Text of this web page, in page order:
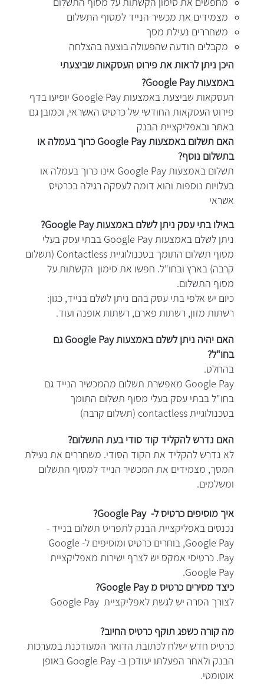
מצמידים את מכשיר הנייד למסוף התשלום
משחררים נעילת מסך
מקבלים הודעה שהפעולה בוצעה בהצלחה
היכן ניתן לראותאתפירוט העסקאות שביצעתי
באמצעות Google Pay?
העסקאות שביצעת באמצעות Google Pay יופיעו בדף
פירוט העסקאות החודשי של כרטיס האשראי, וכמובן גם
באתר ובאפליקציית הבנק
האם תשלום באמצעות Google Pay כרוך בעמלה או
בתשלום נוסף?
תשלום באמצעות Google Pay אינו כרוך בעמלה או
בעלויות נוספות והוא דומה לעסקה רגילה בכרטיס
אשראי
באילו בתי עסק ניתן לשלם באמצעות Google Pay?
ניתן לשלם באמצעות Google Pay בבתי עסק בעלי
מסוף תשלום התומך בטכנולוגיית Contactless (תשלום
קרבה) בארץ ובחו"ל. חפשו את סימון הקשתות על
מסוף התשלום.
כיום יש אלפי בתי עסק בהם ניתן לשלם בנייד, כגון:
רשתות מזון, רשתות פארם, רשתות אופנה ועוד.
האם יהיה ניתן לשלם באמצעות Google Pay גם
בחו"ל?
בהחלט.
Google Pay מאפשרת תשלום מהמכשיר הנייד גם
בחו"ל בבתי עסק בעלי מסוף תשלום התומך
בטכנולוגיית contactless (תשלום קרבה)
האם נדרש להקליד קוד סודי בעת התשלום?
לא נדרש להקליד את הקוד הסודי. משחררים את נעילת
המסך, מצמידים את המכשיר הנייד למסוף התשלום
ומשלמים.
איך מוסיפים כרטיס ל- Google Pay?
נכנסים באפליקציית הבנק לתפריט תשלום בנייד -
Google Pay, בוחרים כרטיס ומוסיפים ל- Google
Pay. כרטיסי אמקס יש לצרף ישירות מאפליקציית
Google Pay.
כיצד מסירים כרטיס מ Google Pay?
לצורך הסרה יש לגשת לאפליקציית Google Pay
מה קורה כשפג תוקף כרטיס החיוב?
כרטיס חדש ישלח לכתובת הדואר המעודכנת במערכות
הבנק ולאחר הפעלתו יעודכן ב- Google Pay באופן
אוטומטי.